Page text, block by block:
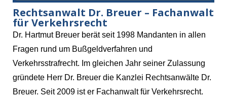
Rechtsanwalt Dr. Breuer – Fachanwalt
für Verkehrsrecht
Dr. Hartmut Breuer berät seit 1998 Mandanten in allen
Fragen rund um Bußgeldverfahren und
Verkehrsstrafrecht. Im gleichen Jahr seiner Zulassung
gründete Herr Dr. Breuer die Kanzlei Rechtsanwälte Dr.
Breuer. Seit 2009 ist er Fachanwalt für Verkehrsrecht.